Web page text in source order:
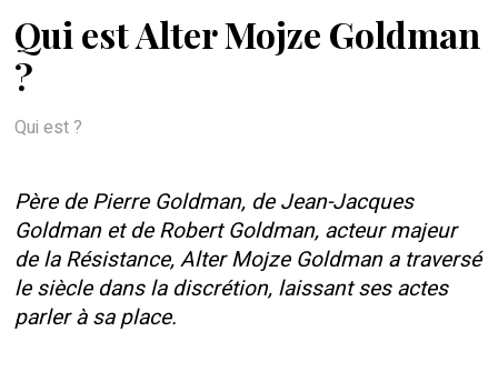
Qui est Alter Mojze Goldman
?
Qui est ?
Père de Pierre Goldman, de Jean-Jacques
Goldman et de Robert Goldman, acteur majeur
de la Résistance, Alter Mojze Goldman a traversé
le siècle dans la discrétion, laissant ses actes
parler à sa place.